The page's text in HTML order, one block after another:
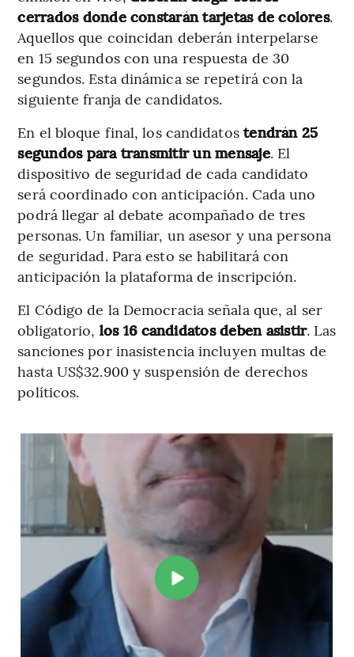
cerrados donde constarán tarjetas de colores.
Aquellos que coincidan deberán interpelarse
en 15 segundos con una respuesta de 30
segundos. Esta dinámica se repetirá con la
siguiente franja de candidatos.
En el bloque final, los candidatostendrán 25
segundos para transmitir un mensaje. El
dispositivo de seguridad de cada candidato
será coordinado con anticipación. Cada uno
podrá llegar al debate acompañado de tres
personas. Un familiar, un asesor y una persona
de seguridad. Para esto se habilitará con
anticipación la plataforma de inscripción.
El Código de la Democracia señala que, al ser
obligatorio, los 16 candidatos deben asistir. Las
sanciones por inasistencia incluyen multas de
hasta US$32.900 y suspensión de derechos
políticos.